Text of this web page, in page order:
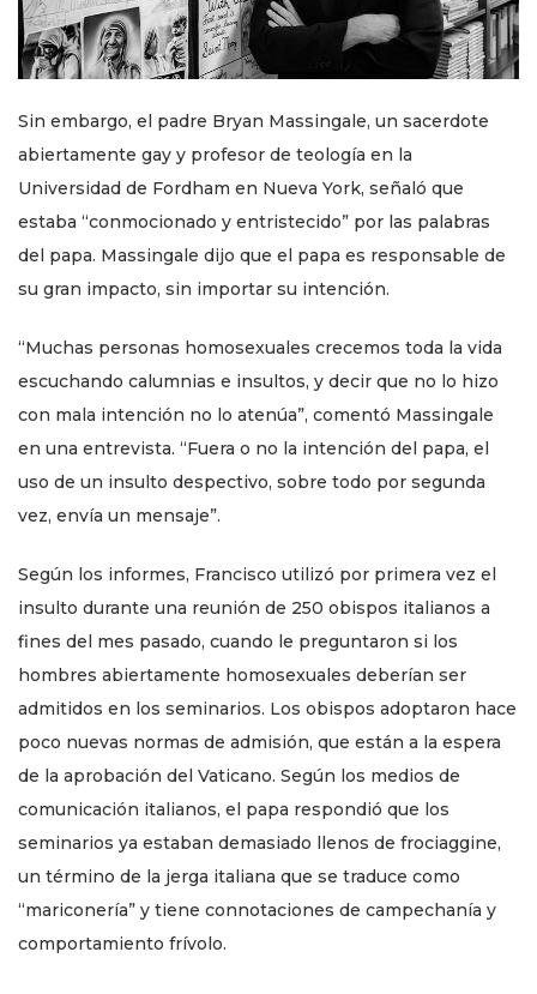
Sin embargo, el padre Bryan Massingale, un sacerdote
abiertamente gay y profesor de teología en la
Universidad de Fordham en Nueva York, señaló que
estaba “conmocionado y entristecido” por las palabras
del papa. Massingale dijo que el papa es responsable de
su gran impacto, sin importar su intención.
“Muchas personas homosexuales crecemos toda la vida
escuchando calumnias e insultos, y decir que no lo hizo
con mala intención no lo atenúa”, comentó Massingale
en una entrevista. “Fuera o no la intención del papa, el
uso de un insulto despectivo, sobre todo por segunda
vez, envía un mensaje”.
Según los informes, Francisco utilizó por primera vez el
insulto durante una reunión de 250 obispos italianos a
fines del mes pasado, cuando le preguntaron si los
hombres abiertamente homosexuales deberían ser
admitidos en los seminarios. Los obispos adoptaron hace
poco nuevas normas de admisión, que están a la espera
de la aprobación del Vaticano. Según los medios de
comunicación italianos, el papa respondió que los
seminarios ya estaban demasiado llenos de frociaggine,
un término de la jerga italiana que se traduce como
“mariconería” y tiene connotaciones de campechanía y
comportamiento frívolo.